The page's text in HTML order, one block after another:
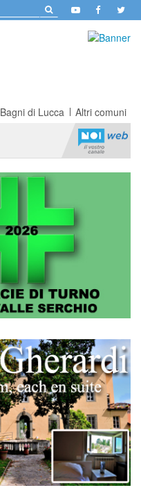
Bagni di Lucca Altri comuni